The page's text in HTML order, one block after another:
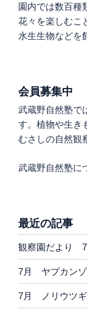
園内では数百種
花々を楽しむこ
水生生物などを
会員募集中
武蔵野自然塾で
す。植物や生き
むさしの自然観
武蔵野自然塾に
最近の記事
観察園だより 7
7月 ヤブカンゾ
7月 ノリウツギ